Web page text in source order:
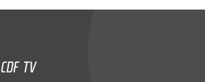
CDF TV